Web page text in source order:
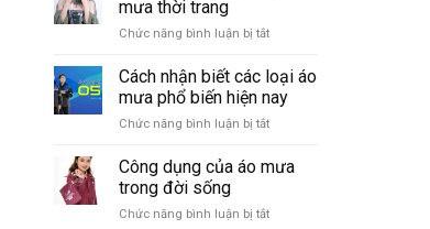
mưa thời trang
Chức năng bình luận bị tắt
đà
ngày
mưa
mưa
Cách nhận biết các loại áo
mưa phổ biến hiện nay
Chức năng bình luận bị tắt
nhận
Công dụng của áo mưa
trong đời sống
Chức năng bình luận bị tắt